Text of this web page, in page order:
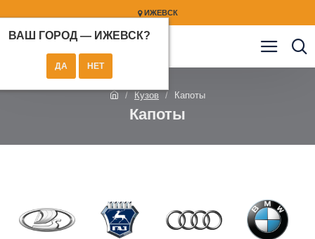
ИЖЕВСК
ВАШ ГОРОД — ИЖЕВСК?
Кузов Капоты
Капоты